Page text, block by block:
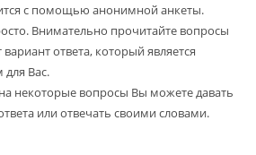
с помощью анонимной анкеты.
Внимательно прочитайте вопросы
ответа, который является
Вас.
некоторые вопросы Вы можете давать
или отвечать своими словами.